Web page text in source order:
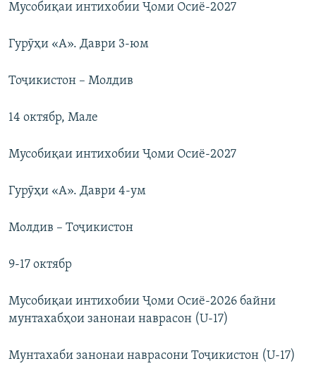
Мусобиқаи интихобии Ҷоми Осиё-2027
Гурӯҳи «А». Даври 3-юм
Тоҷикистон – Молдив
14 октябр, Мале
Мусобиқаи интихобии Ҷоми Осиё-2027
Гурӯҳи «А». Даври 4-ум
Молдив – Тоҷикистон
9-17 октябр
Мусобиқаи интихобии Ҷоми Осиё-2026 байни
мунтахабҳои занонаи наврасон (U-17)
Мунтахаби занонаи наврасони Тоҷикистон (U-17)